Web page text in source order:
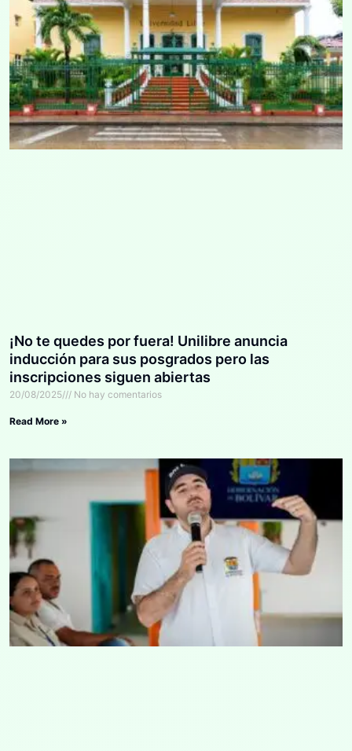
¡No te quedes por fuera! Unilibre anuncia
inducción para sus posgrados pero las
inscripciones siguen abiertas
20/08/2025 No hay comentarios
Read More »